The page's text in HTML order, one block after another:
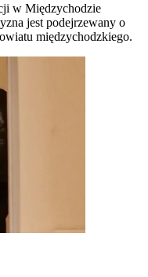
w Międzychodzie
jest podejrzewany o
międzychodzkiego.